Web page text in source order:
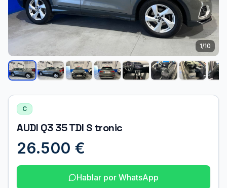
1/10
C
AUDI Q3 35 TDI S tronic
26.500 €
Hablar por WhatsApp